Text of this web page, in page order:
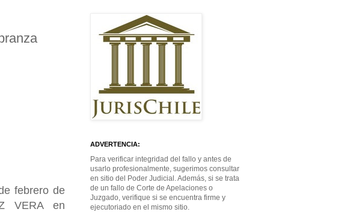
febrero de
VERA en
ADVERTENCIA:
Para verificar integridad del fallo y antes de
usarlo profesionalmente, sugerimos consultar
en sitio del Poder Judicial. Además, si se trata
de un fallo de Corte de Apelaciones o
Juzgado, verifique si se encuentra firme y
ejecutoriado en el mismo sitio.